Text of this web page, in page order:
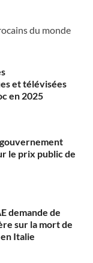
du monde
et télévisées
en 2025
le prix public de
demande de
sur la mort de
Italie